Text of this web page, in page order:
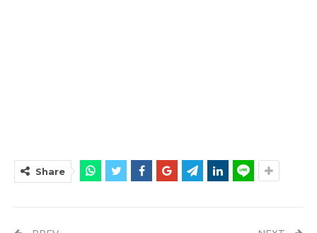
Share